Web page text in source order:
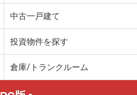
中古一戸建て
投資物件を探す
倉庫/トランクルーム